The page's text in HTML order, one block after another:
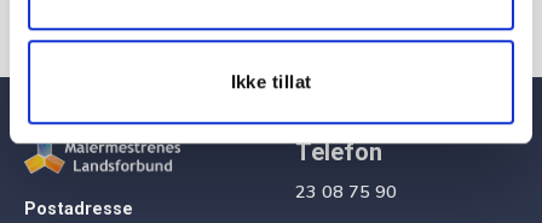
Ikke tillat
Postadresse
Telefon
23 08 75 90